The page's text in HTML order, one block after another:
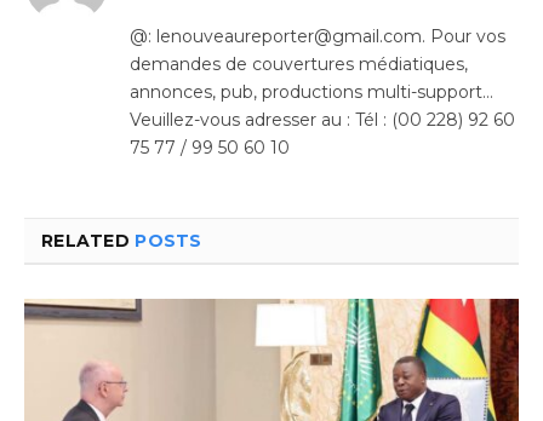
@: lenouveaureporter@gmail.com. Pour vos
demandes de couvertures médiatiques,
annonces, pub, productions multi-support…
Veuillez-vous adresser au : Tél : (00 228) 92 60
75 77 / 99 50 60 10
RELATED POSTS